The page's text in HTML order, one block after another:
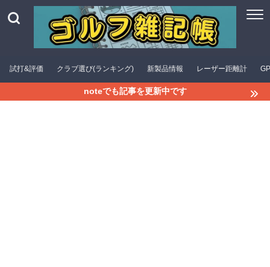
試打&評価 クラブ選び(ランキング) 新製品情報 レーザー距離計
noteでも記事を更新中です